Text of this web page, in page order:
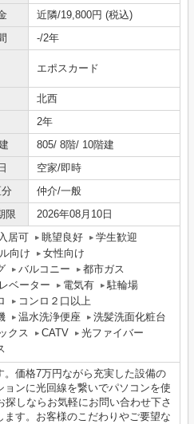
近隣/19,800円 (税込)
-/2年
エポスカード
北西
2年
805/ 8階/ 10階建
空家/即時
仲介/一般
限 2026年08月10日
居可 眺望良好
学生歓迎
向け
女性向け
バルコニー
都市ガス
ベーター 電気有
駐輪場
コンロ２口以上
温水洗浄便座
洗髪洗面化粧台
クス CATV
光ファイバー
価格7万円ながら充実した設備の
ンに光回線を繋いでパソコンを使
しならお気軽にお問い合わせ下さ
す。お客様のこだわりやご要望な